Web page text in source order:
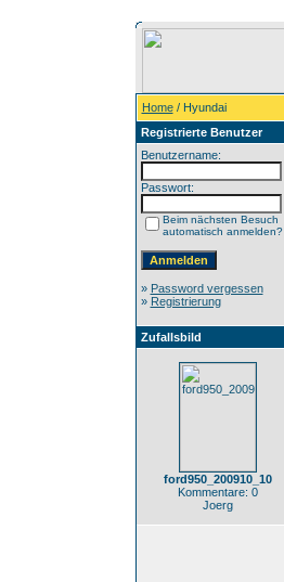
Home/ Hyundai
Registrierte Benutzer
Benutzername:
Passwort:
Beim nächsten Besuch
automatisch anmelden?
» Password vergessen
» Registrierung
Zufallsbild
ford950_200910_10
Kommentare: 0
Joerg